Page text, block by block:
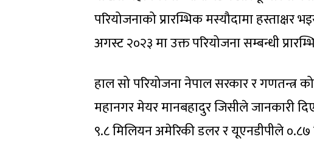
परियोजनाको प्रारम्भिक मस्यौदामा हस्ताक्षर
अगस्ट २०२३ मा उक्त परियोजना सम्बन्धी
हाल सो परियोजना नेपाल सरकार र गणतन्त्र
महानगर मेयर मानबहादुर जिसीले जानकारी
९.८ मिलियन अमेरिकी डलर र यूएनडीपीले